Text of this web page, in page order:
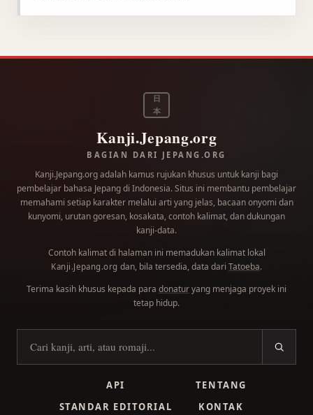
日
本
Kanji.Jepang.org
BAGIAN DARI JEPANG.ORG
Kanji.Jepang.org adalah kamus rujukan khusus untuk kanji bagi
pembelajar bahasa Jepang di Indonesia. Situs ini membantu pembelajar
memahami setiap karakter melalui arti yang jelas, bacaan onyomi dan
kunyomi, urutan goresan, kosakata, contoh kalimat, dan dukungan
kanji-data.
Contoh kalimat di halaman ini memadukan kalimat lokal
Kanji.Jepang.org dan, bila tersedia, data dari Tatoeba.
Terima kasih khusus kepada para donaturyang menjaga proyek ini
tetap hidup.
Cari kanji
API
TENTANG
STANDAR EDITORIAL
KONTAK